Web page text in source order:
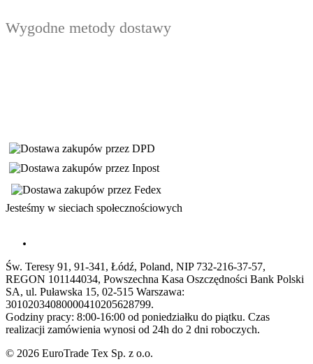
Wygodne metody dostawy
Jesteśmy w sieciach społecznościowych
Św. Teresy 91, 91-341, Łódź, Poland, NIP 732-216-37-57,
REGON 101144034, Powszechna Kasa Oszczędności Bank Polski
SA, ul. Puławska 15, 02-515 Warszawa:
30102034080000410205628799.
Godziny pracy: 8:00-16:00 od poniedziałku do piątku. Czas
realizacji zamówienia wynosi od 24h do 2 dni roboczych.
© 2026 EuroTrade Tex Sp. z o.o.